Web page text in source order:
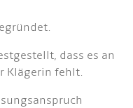
dass es an
Klägerin fehlt.